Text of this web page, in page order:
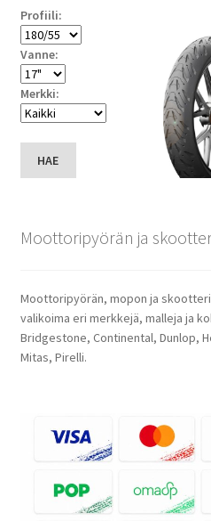
Profiili:
Vanne:
Merkki:
HAE
Moottoripyörän ja
Moottoripyörän, mopon ja
valikoima eri merkkejä, malleja ja
Bridgestone, Continental, Dunlop,
Mitas, Pirelli.